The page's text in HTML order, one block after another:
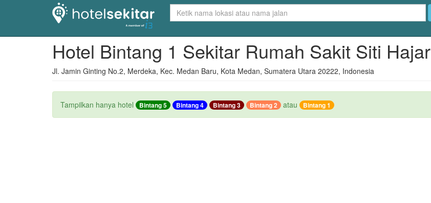
Hotel Bintang 1 Sekitar Rumah Sakit Siti Hajar
Jl. Jamin Ginting No.2, Merdeka, Kec. Medan Baru, Kota Medan, Sumatera Utara 20222, Indonesia
Tampilkan hanya hotel Bintang 5 Bintang 4 Bintang 3 Bintang 2 atau Bintang 1